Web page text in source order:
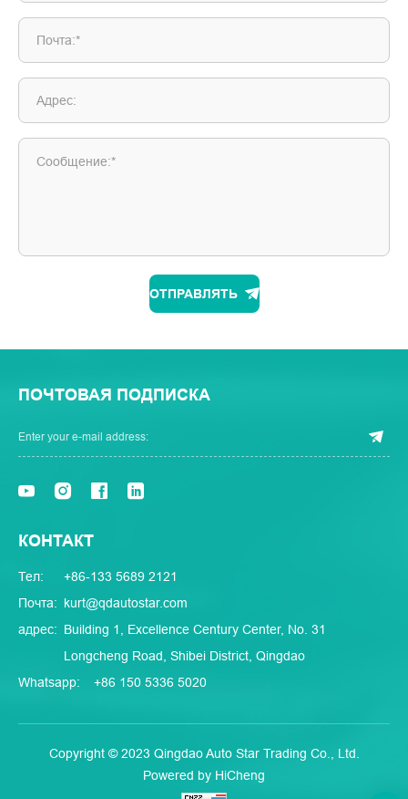
Почта:*
Адрес:
Сообщение:*
ОТПРАВЛЯТЬ
ПОЧТОВАЯ ПОДПИСКА
КОНТАКТ
Тел:
+86-133 5689 2121
Почта: kurt@qdautostar.com
адрес: Building 1, Excellence Century Center, No. 31
Longcheng Road, Shibei District, Qingdao
Whatsapp:
+86 150 5336 5020
Copyright © 2023 Qingdao Auto Star Trading Co., Ltd.
Powered by HiCheng